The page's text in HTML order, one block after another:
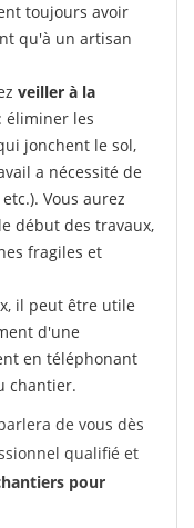
toujours avoir
qu'à un artisan
veiller à la
éliminer les
jonchent le sol,
a nécessité de
Vous aurez
début des travaux,
fragiles et
il peut être utile
d'une
en téléphonant
chantier.
de vous dès
qualifié et
pour